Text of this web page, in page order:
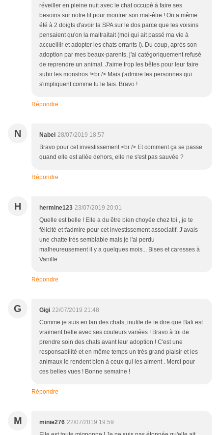
réveiller en pleine nuit avec le chat occupé à faire ses
besoins sur notre lit pour montrer son mal-être ! On a même
été à 2 doigts d'avoir la SPA sur le dos parce que les voisins
pensaient qu'on la maltraitait (moi qui ait passé ma vie à
accueillir et adopter les chats errants !). Du coup, après son
adoption par mes beaux-parents, j'ai catégoriquement refusé
de reprendre un animal. J'aime trop les bêtes pour leur faire
subir les monstros !<br /> Mais j'admire les personnes qui
s'impliquent comme tu le fais. Bravo !
Répondre
N Nabel 28/07/2019 18:57
Bravo pour cet investissement.<br /> Et comment ça se passe
quand elle est allée dehors, elle ne s'est pas sauvée ?
Répondre
H hermine123 23/07/2019 20:01
Quelle est belle ! Elle a du être bien choyée chez toi , je te
félicité et t'admire pour cet investissement associatif. J’avais
une chatte très semblable mais je l'ai perdu
malheureusement il y a quelques mois... Bises et caresses à
Vanille
Répondre
G Gigi 22/07/2019 21:48
Comme je suis en fan des chats, inutile de te dire que Bali est
vraiment belle avec ses couleurs variées ! Bravo à toi de
prendre soin des chats avant leur adoption ! C'est une
responsabilité et en même temps un très grand plaisir et les
animaux le rendent bien à ceux qui les aiment . Merci pour
ces belles vues ! Bonne semaine !
Répondre
M minie276 22/07/2019 19:59